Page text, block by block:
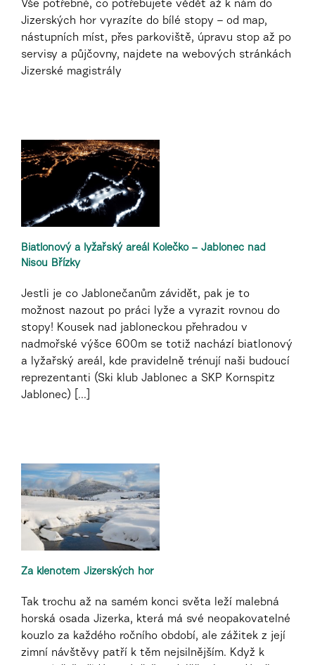
Vše potřebné, co potřebujete vědět až k nám do
Jizerských hor vyrazíte do bílé stopy – od map,
nástupních míst, přes parkoviště, úpravu stop až po
servisy a půjčovny, najdete na webových stránkách
Jizerské magistrály
Biatlonový a lyžařský areál Kolečko – Jablonec nad
Nisou Břízky
Jestli je co Jablonečanům závidět, pak je to
možnost nazout po práci lyže a vyrazit rovnou do
stopy! Kousek nad jabloneckou přehradou v
nadmořské výšce 600m se totiž nachází biatlonový
a lyžařský areál, kde pravidelně trénují naši budoucí
reprezentanti (Ski klub Jablonec a SKP Kornspitz
Jablonec) [...]
Za klenotem Jizerských hor
Tak trochu až na samém konci světa leží malebná
horská osada Jizerka, která má své neopakovatelné
kouzlo za každého ročního období, ale zážitek z její
zimní návštěvy patří k těm nejsilnějším. Když k